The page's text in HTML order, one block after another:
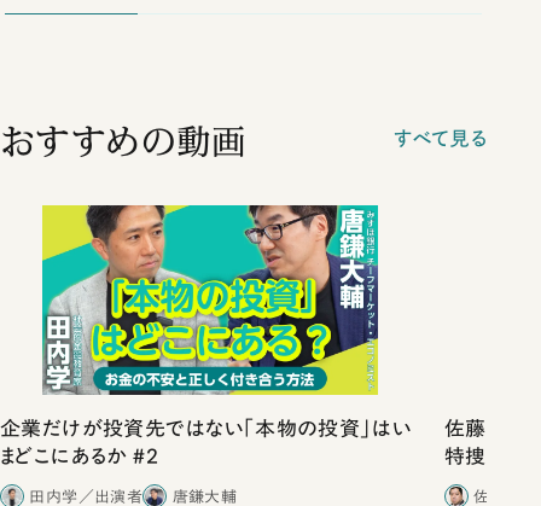
おすすめの動画 すべて見る
企業だけが投資先ではない「本物の投資」はい
まどこにあるか #2
田内学／出演者 唐鎌大輔
佐藤優vs
特捜取調
合ったこと
佐藤優